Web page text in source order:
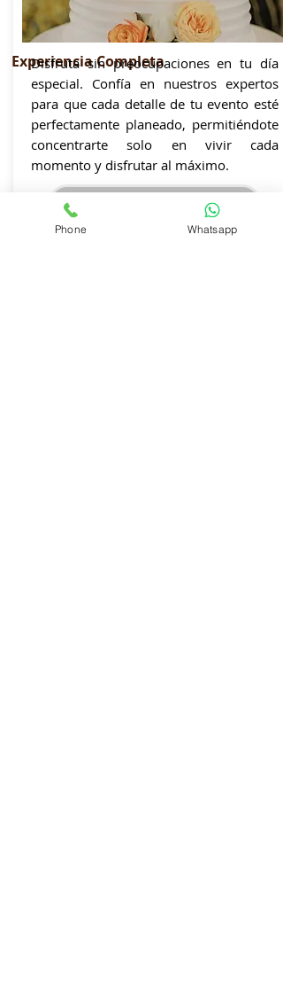
Experiencia Completa
Disfruta sin preocupaciones en tu día
especial. Confía en nuestros expertos
para que cada detalle de tu evento esté
perfectamente planeado, permitiéndote
concentrarte solo en vivir cada
momento y disfrutar al máximo.
Solicita una cotización
Phone Whatsapp